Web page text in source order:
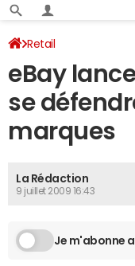
Retail
eBay
se
marques
La Rédaction
9 juillet 2009 16:43
Je m'abonne